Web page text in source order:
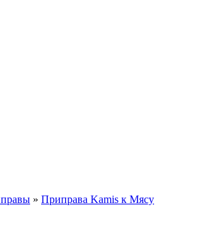
» Приправа Kamis к Мясу